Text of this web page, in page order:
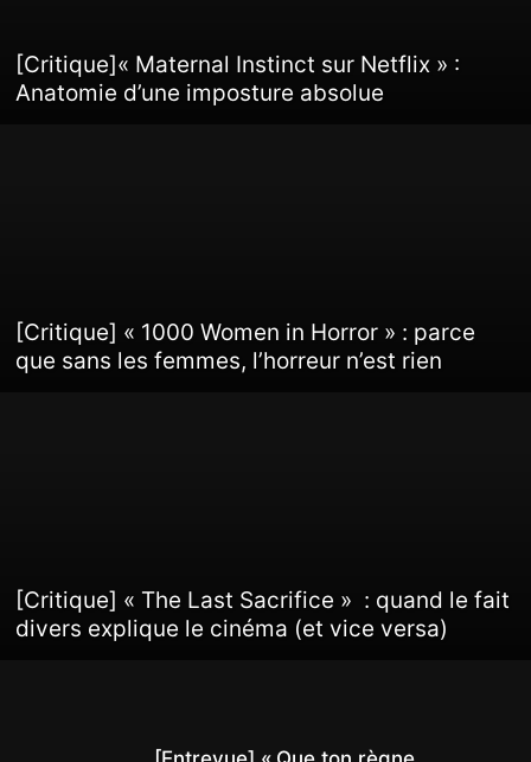
[Critique]« Maternal Instinct sur Netflix » :
Anatomie d’une imposture absolue
[Critique] « 1000 Women in Horror » : parce
que sans les femmes, l’horreur n’est rien
[Critique] « The Last Sacrifice » : quand le fait
divers explique le cinéma (et vice versa)